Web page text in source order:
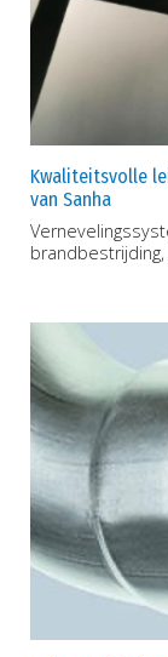
Kwaliteitsvolle
van Sanha